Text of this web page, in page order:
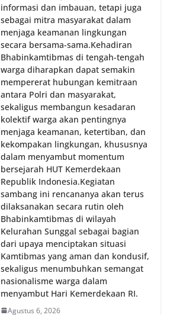
informasi dan imbauan, tetapi juga
sebagai mitra masyarakat dalam
menjaga keamanan lingkungan
secara bersama-sama.‎‎Kehadiran
Bhabinkamtibmas di tengah-tengah
warga diharapkan dapat semakin
mempererat hubungan kemitraan
antara Polri dan masyarakat,
sekaligus membangun kesadaran
kolektif warga akan pentingnya
menjaga keamanan, ketertiban, dan
kekompakan lingkungan, khususnya
dalam menyambut momentum
bersejarah HUT Kemerdekaan
Republik Indonesia.‎Kegiatan
sambang ini rencananya akan terus
dilaksanakan secara rutin oleh
Bhabinkamtibmas di wilayah
Kelurahan Sunggal sebagai bagian
dari upaya menciptakan situasi
Kamtibmas yang aman dan kondusif,
sekaligus menumbuhkan semangat
nasionalisme warga dalam
menyambut Hari Kemerdekaan RI.
Agustus 6, 2026